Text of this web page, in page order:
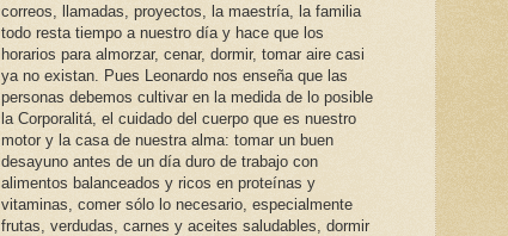
correos, llamadas, proyectos, la maestría, la familia
todo resta tiempo a nuestro día y hace que los
horarios para almorzar, cenar, dormir, tomar aire casi
ya no existan. Pues Leonardo nos enseña que las
personas debemos cultivar en la medida de lo posible
la Corporalitá, el cuidado del cuerpo que es nuestro
motor y la casa de nuestra alma: tomar un buen
desayuno antes de un día duro de trabajo con
alimentos balanceados y ricos en proteínas y
vitaminas, comer sólo lo necesario, especialmente
frutas, verdudas, carnes y aceites saludables, dormir